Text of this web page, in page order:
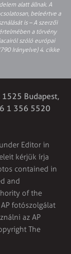
alatt állnak. A
beleértve a
is – A szerzői
a törvény
szóló európai
Irányelve) 4. cikke
Budapest,
1 356 5520
Editor in
kérjük írja
contained in
and
of the
AP fotószolgálat
az AP
The